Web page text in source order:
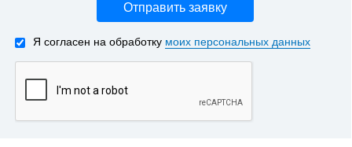
Отправить заявку
Я согласен на обработку моих персональных данных